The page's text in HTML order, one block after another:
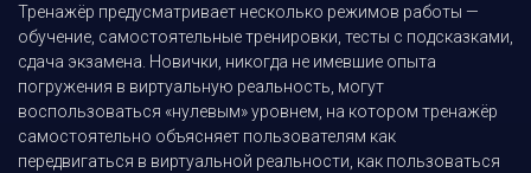
Тренажёр предусматривает несколько режимов работы —
обучение, самостоятельные тренировки, тесты с подсказками,
сдача экзамена. Новички, никогда не имевшие опыта
погружения в виртуальную реальность, могут
воспользоваться «нулевым» уровнем, на котором тренажёр
самостоятельно объясняет пользователям как
передвигаться в виртуальной реальности, как пользоваться